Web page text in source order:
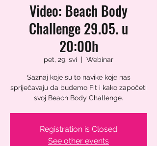
Video: Beach Body
Challenge 29.05. u
20:00h
pet, 29. svi
  |
Webinar
Saznaj koje su to navike koje nas
spriječavaju da budemo Fit i kako započeti
svoj Beach Body Challenge.
Registration is Closed
See other events